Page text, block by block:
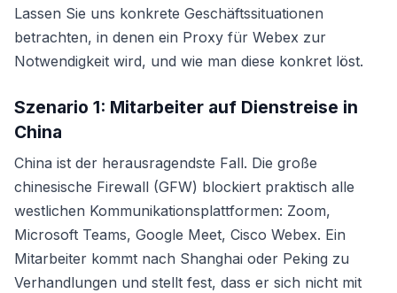
Lassen Sie uns konkrete Geschäftssituationen
betrachten, in denen ein Proxy für Webex zur
Notwendigkeit wird, und wie man diese konkret löst.
Szenario 1: Mitarbeiter auf Dienstreise in
China
China ist der herausragendste Fall. Die große
chinesische Firewall (GFW) blockiert praktisch alle
westlichen Kommunikationsplattformen: Zoom,
Microsoft Teams, Google Meet, Cisco Webex. Ein
Mitarbeiter kommt nach Shanghai oder Peking zu
Verhandlungen und stellt fest, dass er sich nicht mit